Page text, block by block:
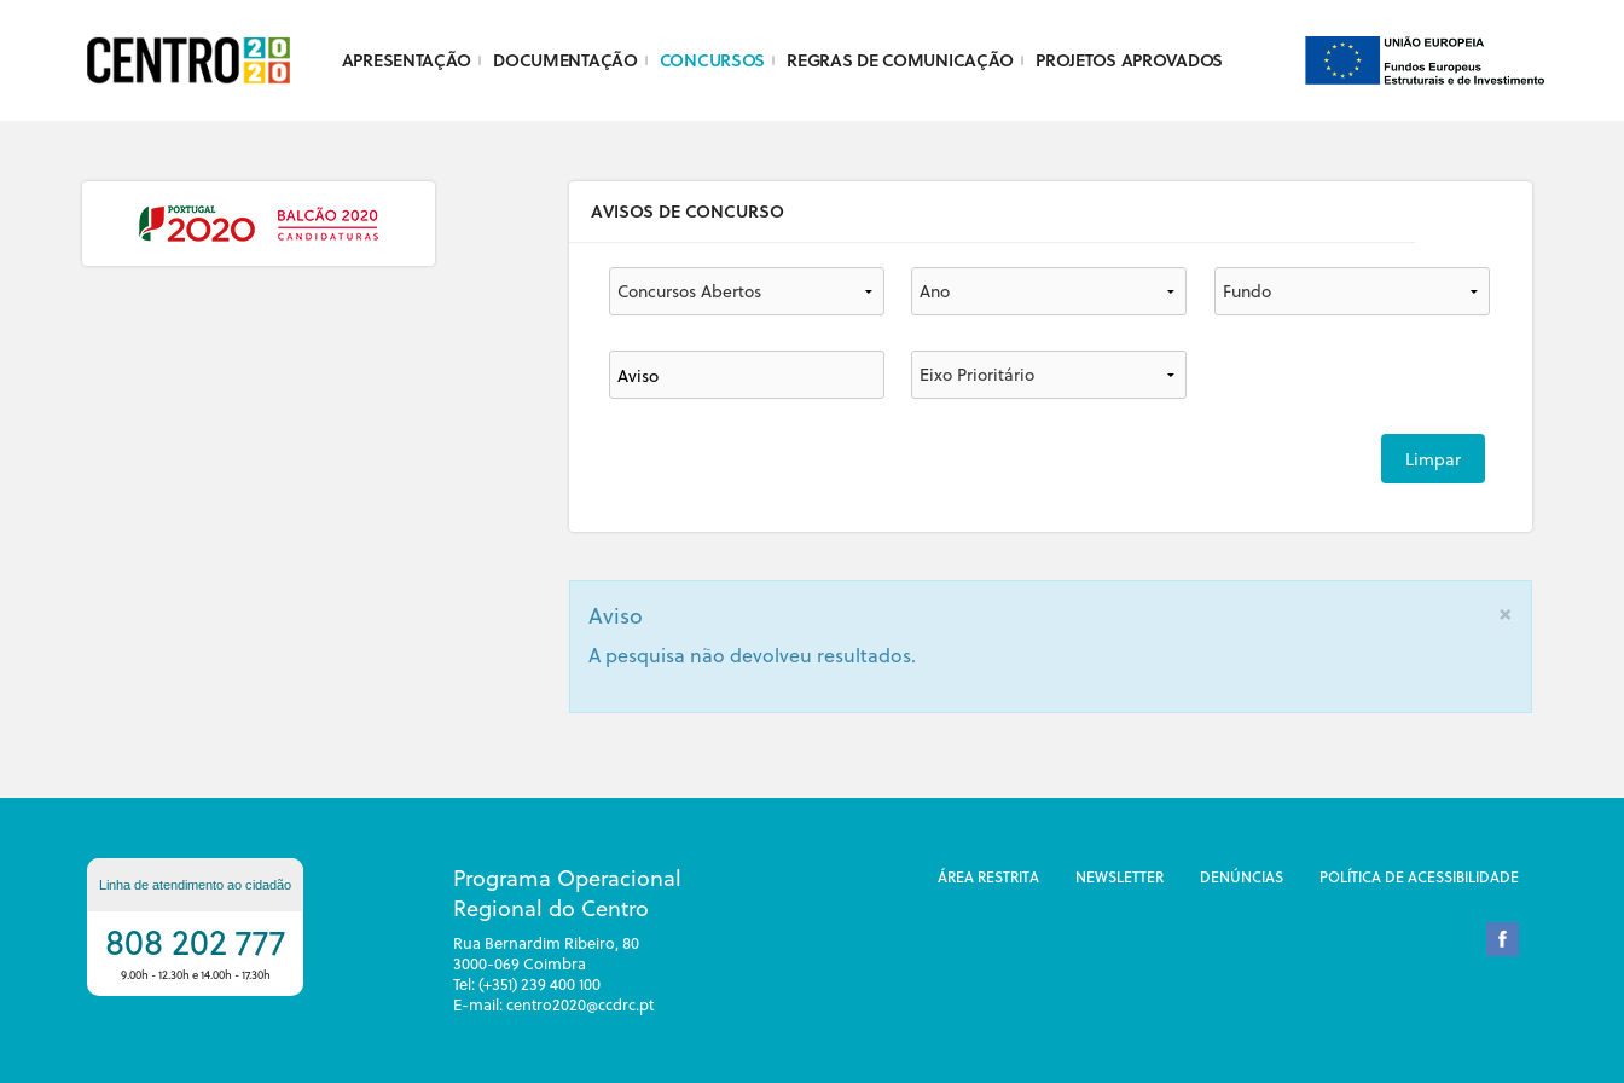
APRESENTAÇÃO DOCUMENTAÇÃO CONCURSOS REGRAS DE COMUNICAÇÃO PROJETOS APROVADOS
AVISOS DE CONCURSO
×
Aviso
A pesquisa não devolveu resultados.
Linha de atendimento ao cidadão
808 202 777
9.00h - 12.30h e 14.00h - 17.30h
Programa Operacional
Regional do Centro
Rua Bernardim Ribeiro, 80
3000-069 Coimbra
Tel: (+351) 239 400 100
E-mail: centro2020@ccdrc.pt
ÁREA RESTRITA NEWSLETTER DENÚNCIAS POLÍTICA DE ACESSIBILIDADE